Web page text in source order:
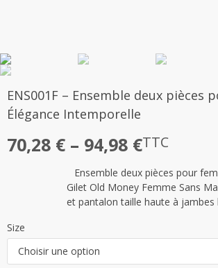
ENS001F – Ensemble deux pièces
Élégance Intemporelle
70,28 € – 94,98 €
Plage
à
94,98 €
TTC
Ensemble deux pièces pour
Gilet Old Money Femme Sans
et pantalon taille haute à jambes
Size
Choisir une option